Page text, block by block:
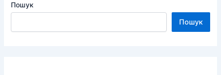
Пошук
Пошук